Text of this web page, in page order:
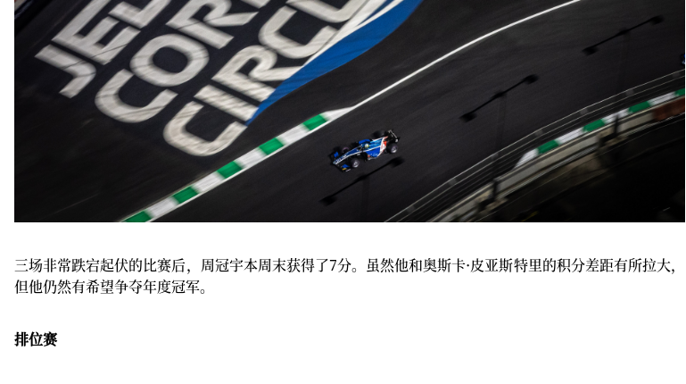
三场非常跌宕起伏的比赛后，周冠宇本周末获得了7分。虽然他和奥斯卡·皮亚斯特里的积分差距有所拉大，
但他仍然有希望争夺年度冠军。
排位赛